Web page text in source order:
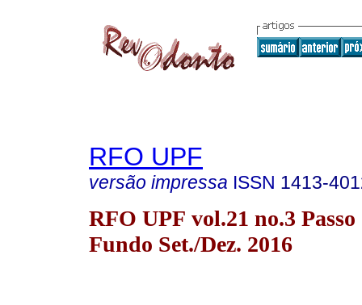
RFO UPF
versão impressa ISSN 1413-
RFO UPF vol.21 no.3 Passo
Fundo Set./Dez. 2016